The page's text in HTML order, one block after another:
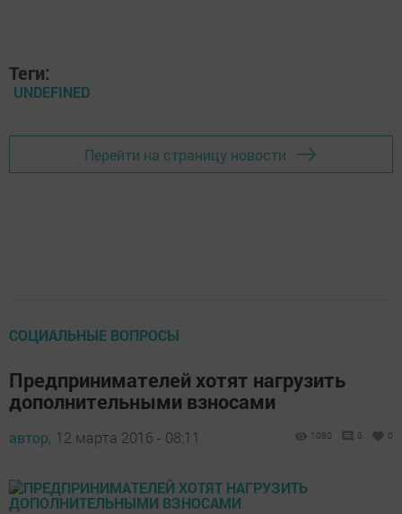
Теги:
UNDEFINED
Перейти на страницу новости
СОЦИАЛЬНЫЕ ВОПРОСЫ
Предпринимателей хотят нагрузить
дополнительными взносами
автор, 12 марта 2016 - 08:11 1080 0 0